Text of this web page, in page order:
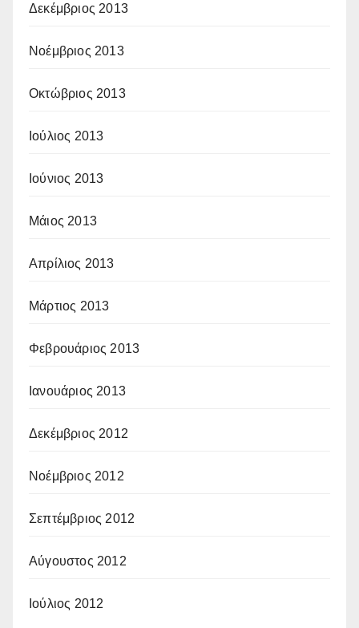
Δεκέμβριος 2013
Νοέμβριος 2013
Οκτώβριος 2013
Ιούλιος 2013
Ιούνιος 2013
Μάιος 2013
Απρίλιος 2013
Μάρτιος 2013
Φεβρουάριος 2013
Ιανουάριος 2013
Δεκέμβριος 2012
Νοέμβριος 2012
Σεπτέμβριος 2012
Αύγουστος 2012
Ιούλιος 2012